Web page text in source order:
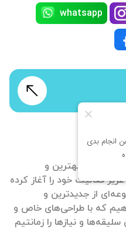
هدف ارائه بهترین و
فعالیت خود را آغاز کرده
از جدیدترین و
که با طراحی‌های خاص و
و نیازها را زمانتیم
whatsapp